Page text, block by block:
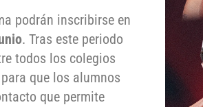
podrán inscribirse en
. Tras este periodo
todos los colegios
que los alumnos
que permite